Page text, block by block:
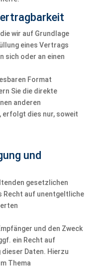
wir auf Grundlage
eines Vertrags
sich oder an einen
Format
Sie die direkte
anderen
erfolgt dies nur, soweit
und
gesetzlichen
Recht auf unentgeltliche
und den Zweck
ein Recht auf
Daten. Hierzu
Thema